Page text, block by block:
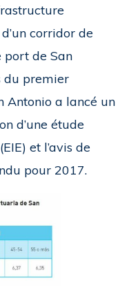
corridor de
de San
du premier
Antonio a lancé un
d’une étude
et l’avis de
pour 2017.